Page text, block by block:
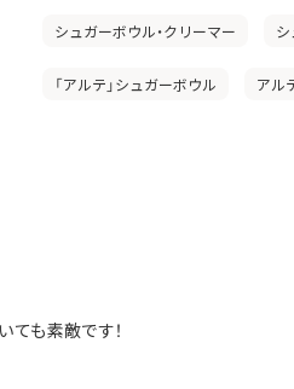
シュガーボウル・クリーマー
「アルテ」シュガーボウル アル
も素敵です！